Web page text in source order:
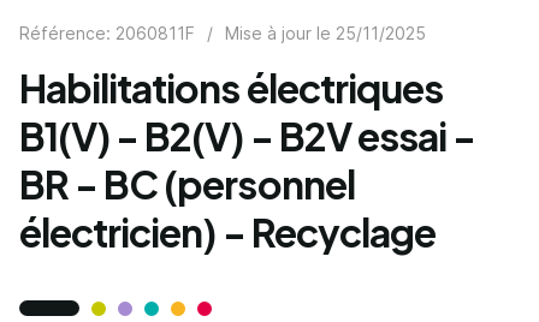
Référence: 2060811F / Mise à jour le 25/11/2025
Habilitations électriques
B1(V) - B2(V) - B2V essai -
BR - BC (personnel
électricien) - Recyclage